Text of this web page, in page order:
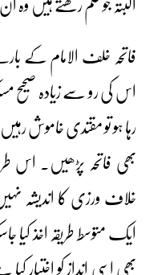
فاتحہ خلف الامام کے
اس کی رو سے زیادہ صحیح
رہا ہو تو مقتدی خاموش
بھی فاتحہ پڑھیں۔ اس
خلاف ورزی کا اندیشہ
ایک متوسط طریقہ اخذ کیا